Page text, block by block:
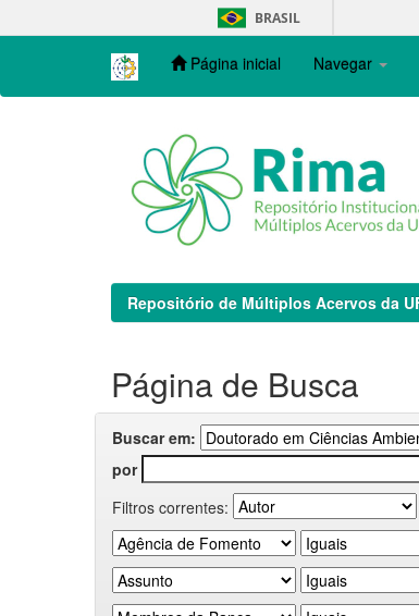
navigation
BRASIL
Página inicial Navegar
Repositório de Múltiplos Acervos da
Página de Busca
Buscar em:
por
Filtros correntes: